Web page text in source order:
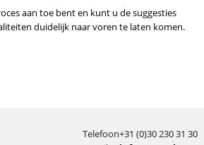
aan toe bent en kunt u de suggesties
duidelijk naar voren te laten komen.
Telefoon+31 (0)30 230 31 30